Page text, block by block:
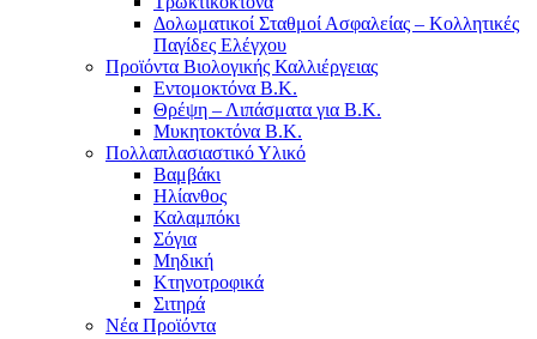
Δολωματικοί Σταθμοί Ασφαλείας – Κολλητικές
Παγίδες Ελέγχου
Προϊόντα Βιολογικής Καλλιέργειας
Εντομοκτόνα Β.Κ.
Θρέψη – Λιπάσματα για Β.Κ.
Μυκητοκτόνα Β.Κ.
Πολλαπλασιαστικό Υλικό
Βαμβάκι
Ηλίανθος
Καλαμπόκι
Σόγια
Μηδική
Κτηνοτροφικά
Σιτηρά
Νέα Προϊόντα